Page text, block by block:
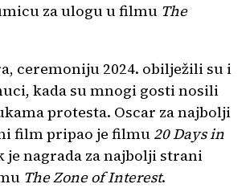
za ulogu u filmu The
ceremoniju 2024. obilježili su i
kada su mnogi gosti nosili
protesta. Oscar za najbolji
film pripao je filmu 20 Days in
je nagrada za najbolji strani
The Zone of Interest.